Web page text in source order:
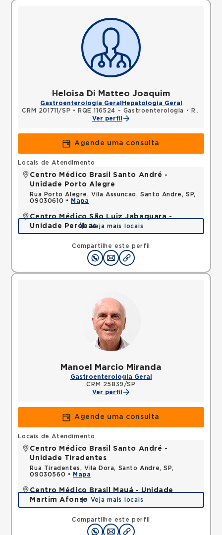
Heloisa Di Matteo Joaquim
Gastroenterologia Geral Hepatologia Geral
CRM 201711/SP • RQE 116524 - Gastroenterologia •
RQE 116525 - Clínica médica
Ver perfil
Agende uma consulta
Compartilhe este perfil
Locais de Atendimento
Centro Médico Brasil Santo André -
Unidade Porto Alegre
Rua Porto Alegre, Vila Assuncao, Santo Andre, SP,
09030610 •
Mapa
Centro Médico São Luiz Jabaquara -
Unidade Peróbas
Rua das Perobas, Jabaquara, Sao Paulo, SP,
Mapa
Veja mais locais
Manoel Marcio Miranda
Gastroenterologia Geral
CRM 25839/SP
Ver perfil
Agende uma consulta
Compartilhe este perfil
Locais de Atendimento
Centro Médico Brasil Santo André -
Unidade Tiradentes
Rua Tiradentes, Vila Dora, Santo Andre, SP,
09030560 •
Mapa
Centro Médico Brasil Mauá - Unidade
Martim Afonso
Rua Martim Afonso, Vila Bocaina, Maua, SP,
Mapa
Veja mais locais